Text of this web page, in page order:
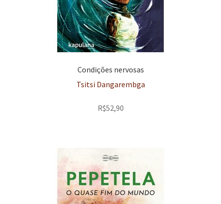
Condições nervosas
Tsitsi Dangarembga
R$52,90